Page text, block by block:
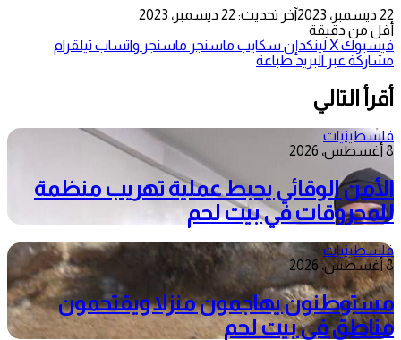
22 ديسمبر، 2023
آخر تحديث: 22 ديسمبر، 2023
أقل من دقيقة
فيسبوك‫Xلينكدإن سكايب ماسنجر ماسنجر واتساب تيلقرام
مشاركة عبر البريد طباعة
أقرأ التالي
فلسطينيات
8 أغسطس، 2026
الأمن الوقائي يحبط عملية تهريب منظمة
للمحروقات في بيت لحم
فلسطينيات
8 أغسطس، 2026
مستوطنون يهاجمون منزلا ويقتحمون
مناطق في بيت لحم